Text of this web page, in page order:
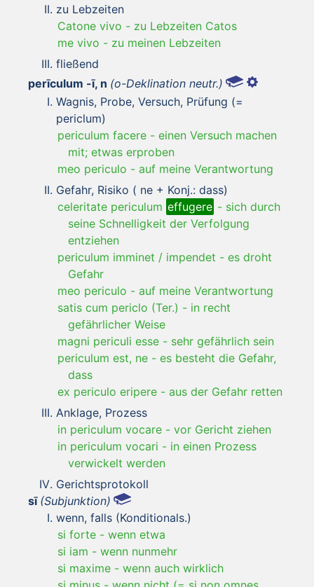
zu Lebzeiten
Catone vivo - zu Lebzeiten Catos
me vivo - zu meinen Lebzeiten
fließend
perīculum -ī, n (o-Deklination neutr.)
Wagnis, Probe, Versuch, Prüfung (=
periclum)
periculum facere - einen Versuch machen
mit; etwas erproben
meo periculo - auf meine Verantwortung
Gefahr, Risiko ( ne + Konj.: dass)
celeritate periculum effugere - sich durch
seine Schnelligkeit der Verfolgung
entziehen
periculum imminet / impendet - es droht
Gefahr
meo periculo - auf meine Verantwortung
satis cum periclo (Ter.) - in recht
gefährlicher Weise
magni periculi esse - sehr gefährlich sein
periculum est, ne - es besteht die Gefahr,
dass
ex periculo eripere - aus der Gefahr retten
Anklage, Prozess
in periculum vocare - vor Gericht ziehen
in periculum vocari - in einen Prozess
verwickelt werden
Gerichtsprotokoll
sī (Subjunktion)
wenn, falls (Konditionals.)
si forte - wenn etwa
si iam - wenn nunmehr
si maxime - wenn auch wirklich